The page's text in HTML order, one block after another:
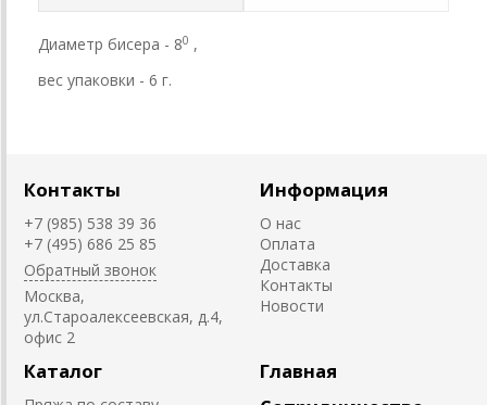
Диаметр бисера - 80 ,
вес упаковки - 6 г.
Контакты
+7 (985) 538 39 36
+7 (495) 686 25 85
Обратный звонок
Москва,
ул.Староалексеевская, д.4,
офис 2
Информация
О нас
Оплата
Доставка
Контакты
Новости
Каталог
Главная